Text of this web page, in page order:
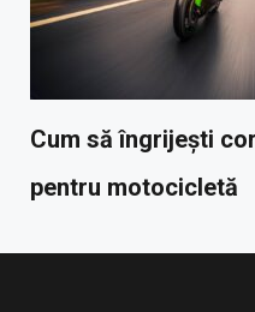
Cum să îngrijești
pentru motocicletă